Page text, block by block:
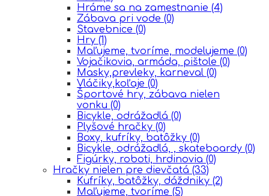
Hráme sa na zamestnanie (4)
Zábava pri vode (0)
Stavebnice (0)
Hry (1)
Maľujeme, tvoríme, modelujeme (0)
Vojačikovia, armáda, pištole (0)
Masky,prevleky, karneval (0)
Vláčiky,koľaje (0)
Športové hry, zábava nielen
vonku (0)
Bicykle, odrážadlá (0)
Plyšové hračky (0)
Boxy, kufríky, batôžky (0)
Bicykle, odrážadlá, , skateboardy (0)
Figúrky, roboti, hrdinovia (0)
Hračky nielen pre dievčatá (33)
Kufríky, batôžky, dáždniky (2)
Maľujeme, tvoríme (5)